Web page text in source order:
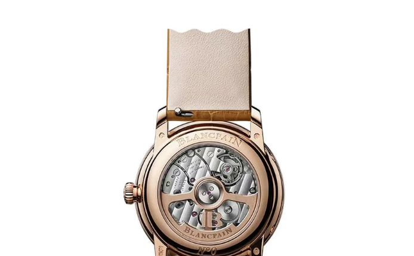
Angel Heart
エンジェルハート
ATTESA
アテッサ
正規取り扱いブラ
Luxury Time
ブライトリング ブティック GINZA SIX IWC 表参道ブ
BEST VINTAGEグランフロント大阪